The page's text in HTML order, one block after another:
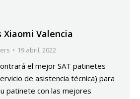
Xiaomi Valencia
19 abril, 2022
el mejor SAT patinetes
de asistencia técnica) para
patinete con las mejores